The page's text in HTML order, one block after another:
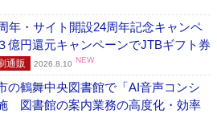
・サイト開設24周年記念キャンペ
円還元キャンペーンでJTBギフト券
通販 2026.8.10 NEW
鶴舞中央図書館で「AI音声コンシ
図書館の案内業務の高度化・効率